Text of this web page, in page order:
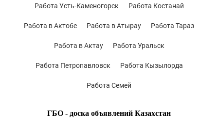
ГБО - доска объявлений Казахстан
Работа Усть-Каменогорск Работа Костанай
Работа в Актобе Работа в Атырау Работа Тараз
Работа в Актау Работа Уральск
Работа Петропавловск Работа Кызылорда
Работа Семей